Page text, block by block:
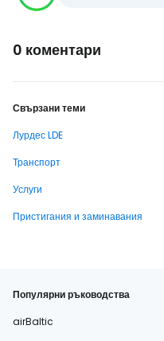
0 коментари
Свързани теми
Лурдес LDE
Транспорт
Услуги
Пристигания и заминавания
Популярни ръководства
airBaltic